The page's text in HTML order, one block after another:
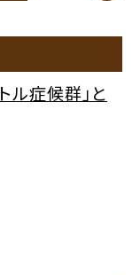
ル症候群」と